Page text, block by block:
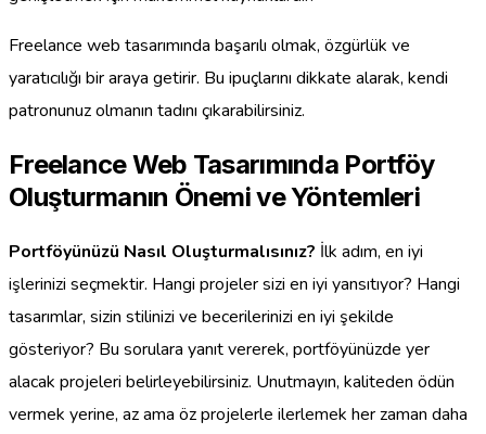
Freelance web tasarımında başarılı olmak, özgürlük ve
yaratıcılığı bir araya getirir. Bu ipuçlarını dikkate alarak, kendi
patronunuz olmanın tadını çıkarabilirsiniz.
Freelance Web Tasarımında Portföy
Oluşturmanın Önemi ve Yöntemleri
Portföyünüzü Nasıl Oluşturmalısınız? İlk adım, en iyi
işlerinizi seçmektir. Hangi projeler sizi en iyi yansıtıyor? Hangi
tasarımlar, sizin stilinizi ve becerilerinizi en iyi şekilde
gösteriyor? Bu sorulara yanıt vererek, portföyünüzde yer
alacak projeleri belirleyebilirsiniz. Unutmayın, kaliteden ödün
vermek yerine, az ama öz projelerle ilerlemek her zaman daha